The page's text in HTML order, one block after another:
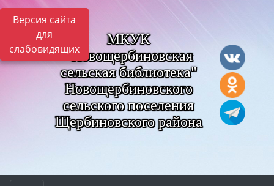
Версия сайта
для
слабовидящих
МКУК
"Новощербиновская
сельская библиотека"
Новощербиновского
сельского поселения
Щербиновского района